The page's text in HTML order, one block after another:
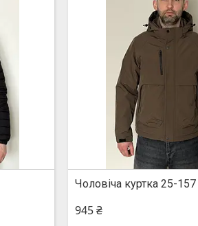
Чоловіча куртка 25-157
945 ₴